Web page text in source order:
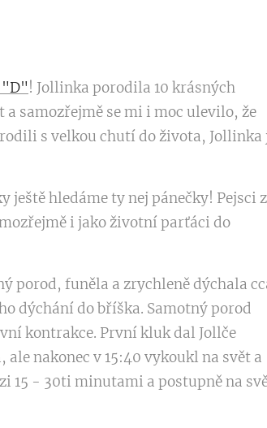
! Jollinka porodila 10 krásných
samozřejmě se mi i moc ulevilo, že
s velkou chutí do života, Jollinka
ještě hledáme ty nej pánečky! Pejsci z
i jako životní parťáci do
porod, funěla a zrychleně dýchala
dýchání do bříška. Samotný porod
kontrakce. První kluk dal Jollče
nakonec v 15:40 vykoukl na svět a
15 - 30ti minutami a postupně na